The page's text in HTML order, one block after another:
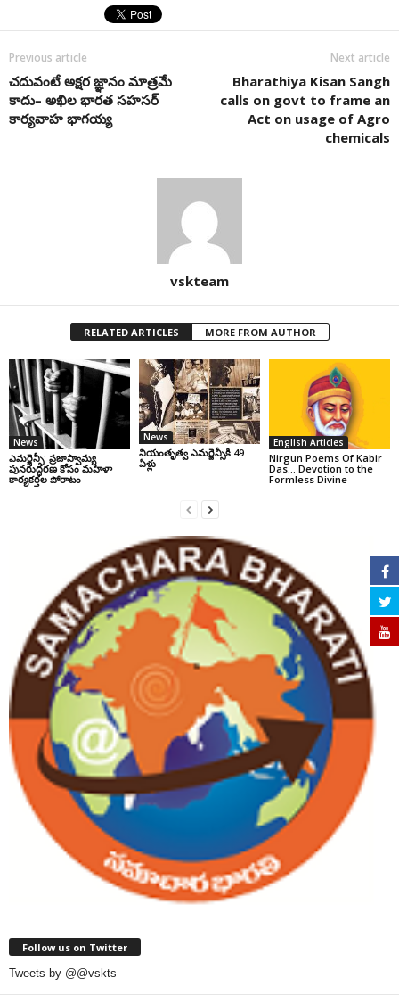
Previous article
చదువంటే అక్షర జ్ఞానం మాత్రమే
కాదు– అఖిల భారత సహసర్‌
కార్యవాహ భాగయ్య
Next article
Bharathiya Kisan Sangh
calls on govt to frame an
Act on usage of Agro
chemicals
vskteam
RELATED ARTICLES MORE FROM AUTHOR
News
ఎమర్జెన్సీ: ప్రజాస్వామ్య
పునరుద్ధరణ కోసం మహిళా
కార్యకర్తల పోరాటం
News
నియంతృత్వ ఎమర్జెన్సీకి 49
ఏళ్లు
English Articles
Nirgun Poems Of Kabir
Das… Devotion to the
Formless Divine
Follow us on Twitter
Tweets by @@vskts